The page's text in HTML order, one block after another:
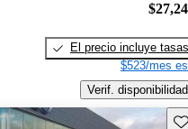
El precio incluye tasas
$523/mes
Verif. disponibilidad